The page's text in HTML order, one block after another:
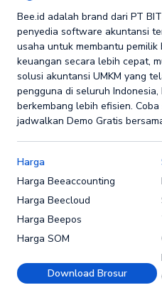
Bee.id adalah brand dari PT
penyedia software akuntansi
usaha untuk membantu
keuangan secara lebih cepat,
solusi akuntansi UMKM yang
pengguna di seluruh
berkembang lebih efisien.
jadwalkan Demo Gratis
Harga
Harga Beeaccounting
Harga Beecloud
Harga Beepos
Harga SOM
Download Brosur